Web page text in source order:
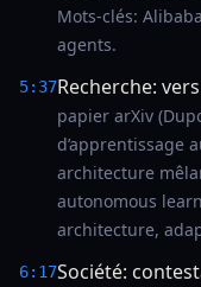
Mots-clés:
agents.
5:37Recherche:
papier arXiv
d’apprentissage
architecture
autonomous
architecture,
6:17Société: